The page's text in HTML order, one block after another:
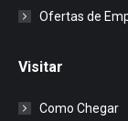
Ofertas de
Visitar
Como Chegar